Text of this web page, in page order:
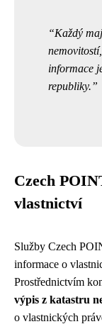
Každý
informace
republiky.
Czech
vlastnictví
Služby Czech
informace o
Prostřednictvím
výpis z katastru
o vlastnických